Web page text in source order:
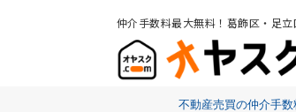
仲介手数料最大無料！葛飾区・足
不動産売買の仲介手